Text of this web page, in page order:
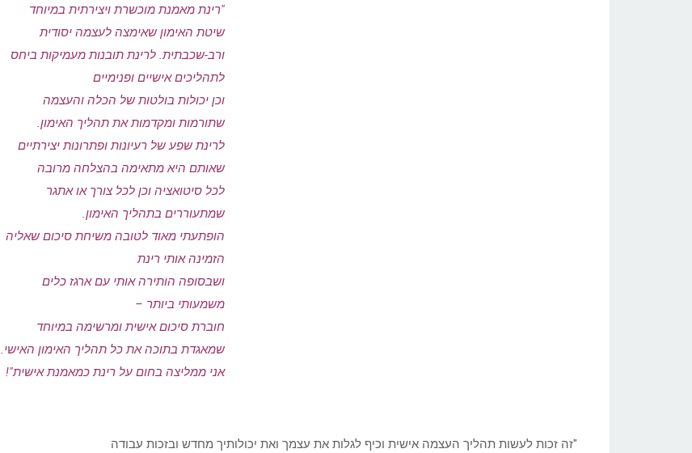
"רינת מאמנת מוכשרת ויצירתית במיוחד
שיטת האימון שאימצה לעצמה יסודית
ורב-שכבתית. לרינת תובנות מעמיקות ביחס
לתהליכים אישיים ופנימיים
וכן יכולות בולטות של הכלה והעצמה
שתורמות ומקדמות את תהליך האימון.
לרינת שפע של רעיונות ופתרונות יצירתיים
שאותם היא מתאימה בהצלחה מרובה
לכל סיטואציה וכן לכל צורך או אתגר
שמתעוררים בתהליך האימון.
הופתעתי מאוד לטובה משיחת סיכום שאליה
הזמינה אותי רינת
ושבסופה הותירה אותי עם ארגז כלים
משמעותי ביותר –
חוברת סיכום אישית ומרשימה במיוחד
שמאגדת בתוכה את כל תהליך האימון האישי.
אני ממליצה בחום על רינת כמאמנת אישית"!
"זה זכות לעשות תהליך העצמה אישית וכיף לגלות את עצמך ואת יכולותיך מחדש ובזכות עבודה